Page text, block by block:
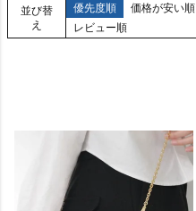
並び替
え
優先度順 価格が安い順
レビュー順